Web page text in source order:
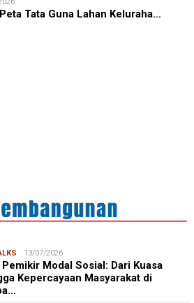
Tata Guna Lahan Keluraha…
Gemilang”, KKN-PK 69 Unhas
Isi Piringku di Desa
13/07/2026
Modal Sosial: Dari Kuasa
Kepercayaan Masyarakat di